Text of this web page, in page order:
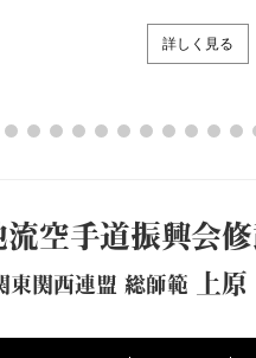
詳しく見る
流空手道振興会
東関西連盟 総師範 上